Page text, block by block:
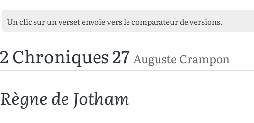
Un clic sur un verset envoie vers le comparateur de versions.
2 Chroniques 27 Auguste Crampon
Règne de Jotham